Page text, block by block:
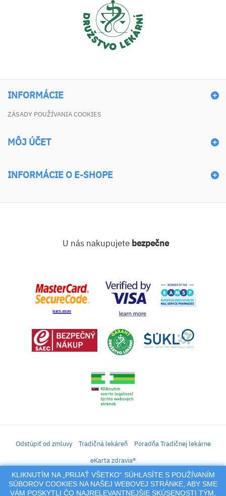
INFORMÁCIE
ZÁSADY POUŽÍVANIA COOKIES
MÔJ ÚČET
INFORMÁCIE O E-SHOPE
KLIKNUTÍM NA „PRIJAŤ VŠETKO“ SÚHLASÍTE S POUŽÍVANÍM
SÚBOROV COOKIES NA NAŠEJ WEBOVEJ STRÁNKE, ABY SME
VÁM POSKYTLI ČO NAJRELEVANTNEJŠIE SKÚSENOSTI TÝM,
U nás nakupujete bezpečne
Odstúpiť od zmluvy Tradičná lekáreň
Poradňa Tradičnej lekárne
eKarta zdravia®
iLekáreň – Zásielkový predaj liekov, vitamínov, výživových doplnkov, prípravkov s
liečivým účinkom a kozmetiky. Elektronické zaslanie receptu.